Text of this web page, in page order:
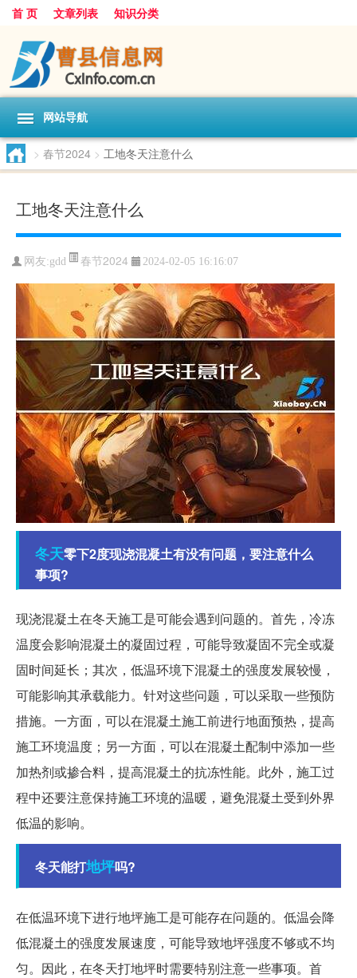
首 页 文章列表 知识分类
网站导航
> 春节2024 > 工地冬天注意什么
工地冬天注意什么
网友:gdd 春节2024 2024-02-05 16:16:07
冬天零下2度现浇混凝土有没有问题，要注意什么
事项?
现浇混凝土在冬天施工是可能会遇到问题的。首先，冷冻
温度会影响混凝土的凝固过程，可能导致凝固不完全或凝
固时间延长；其次，低温环境下混凝土的强度发展较慢，
可能影响其承载能力。针对这些问题，可以采取一些预防
措施。一方面，可以在混凝土施工前进行地面预热，提高
施工环境温度；另一方面，可以在混凝土配制中添加一些
加热剂或掺合料，提高混凝土的抗冻性能。此外，施工过
程中还要注意保持施工环境的温暖，避免混凝土受到外界
低温的影响。
冬天能打地坪吗?
在低温环境下进行地坪施工是可能存在问题的。低温会降
低混凝土的强度发展速度，可能导致地坪强度不够或不均
匀。因此，在冬天打地坪时需要特别注意一些事项。首